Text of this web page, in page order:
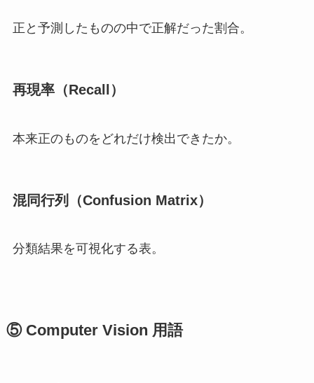
正と予測したものの中で正解だった割合。
再現率（Recall）
本来正のものをどれだけ検出できたか。
混同行列（Confusion Matrix）
分類結果を可視化する表。
⑤ Computer Vision 用語